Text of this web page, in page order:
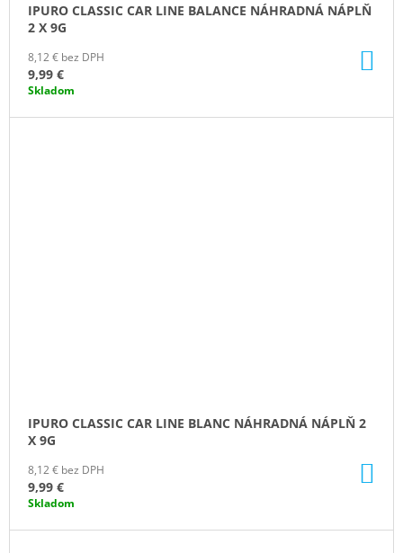
IPURO CLASSIC CAR LINE BALANCE NÁHRADNÁ NÁPLŇ
2 X 9G
8,12 € bez DPH
9,99 €
Skladom
IPURO CLASSIC CAR LINE BLANC NÁHRADNÁ NÁPLŇ 2
X 9G
8,12 € bez DPH
9,99 €
Skladom